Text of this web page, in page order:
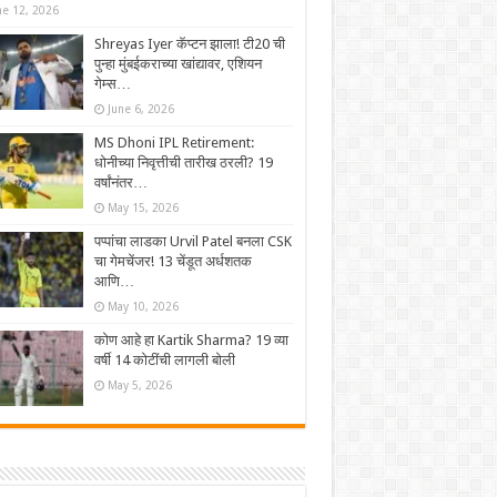
12, 2026
Shreyas Iyer कॅप्टन झाला! टी20 ची
पुन्हा मुंबईकराच्या खांद्यावर, एशियन
गेम्स…
June 6, 2026
MS Dhoni IPL Retirement:
धोनीच्या निवृत्तीची तारीख ठरली? 19
वर्षांनंतर…
May 15, 2026
पप्पांचा लाडका Urvil Patel बनला CSK
चा गेमचेंजर! 13 चेंडूत अर्धशतक
आणि…
May 10, 2026
कोण आहे हा Kartik Sharma? 19 व्या
वर्षी 14 कोटींची लागली बोली
May 5, 2026